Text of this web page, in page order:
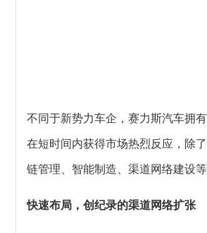
不同于新势力车企，赛力斯汽车拥
在短时间内获得市场热烈反应，除
链管理、智能制造、渠道网络建设
快速布局， 创纪录的渠道网络扩张